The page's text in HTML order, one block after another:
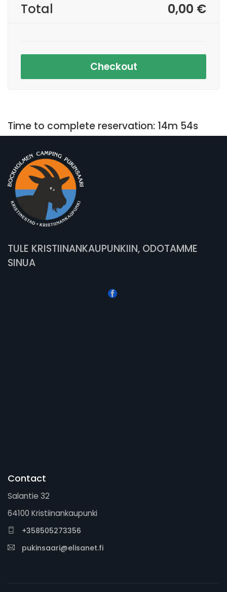
Total 0,00 €
Checkout
Time to complete reservation: 14m 54s
TULE KRISTIINANKAUPUNKIIN, ODOTAMME
SINUA
Contact
Salantie 32
64100 Kristiinankaupunki
+358505273356
pukinsaari@elisanet.fi